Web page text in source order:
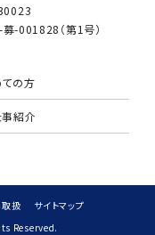
-001828（第1号）
の方
紹介
扱
サイトマップ
Reserved.